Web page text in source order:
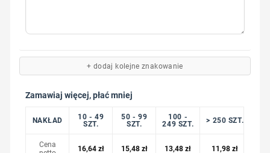
+ dodaj kolejne znakowanie
Zamawiaj więcej, płać mniej
NAKŁAD
10 - 49
SZT.
50 - 99
SZT.
100 -
249 SZT.
> 250 SZT.
Cena
16,64 zł 15,48 zł 13,48zł 11,98zł